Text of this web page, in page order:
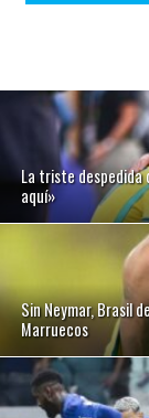
La triste despedida
aquí»
Sin Neymar, Brasil
Marruecos